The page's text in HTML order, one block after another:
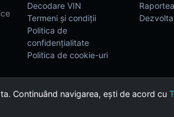
Decodare VIN
Termeni și condiții
Politica de
confidențialitate
Politica de cookie-uri
Continuând navigarea, ești de acord cu